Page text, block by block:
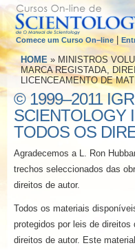
Comece um Curso On–line
HOME » MINISTROS
MARCA REGISTADA,
LICENCEAMENTO DE
© 1999–2011
SCIENTOLOGY
TODOS OS
Agradecemos a L. Ron
trechos seleccionados das
direitos de autor.
Todos os materiais
protegidos por leis de
direitos de autor. Este